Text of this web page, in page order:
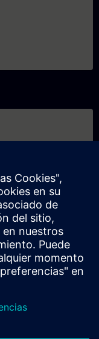
over de vereiste
bent u klaar om
u aan de cursus
1 met SCL(TIA-